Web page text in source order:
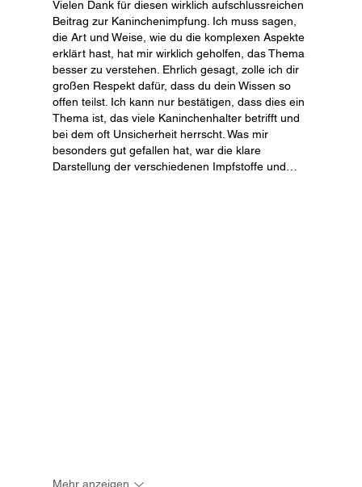
Vielen Dank für diesen wirklich aufschlussreichen
Beitrag zur Kaninchenimpfung. Ich muss sagen,
die Art und Weise, wie du die komplexen Aspekte
erklärt hast, hat mir wirklich geholfen, das Thema
besser zu verstehen. Ehrlich gesagt, zolle ich dir
großen Respekt dafür, dass du dein Wissen so
offen teilst. Ich kann nur bestätigen, dass dies ein
Thema ist, das viele Kaninchenhalter betrifft und
bei dem oft Unsicherheit herrscht. Was mir
besonders gut gefallen hat, war die klare
Darstellung der verschiedenen Impfstoffe und…
Mehr anzeigen